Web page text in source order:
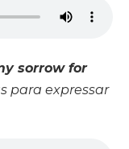
sorrow for
para expressar